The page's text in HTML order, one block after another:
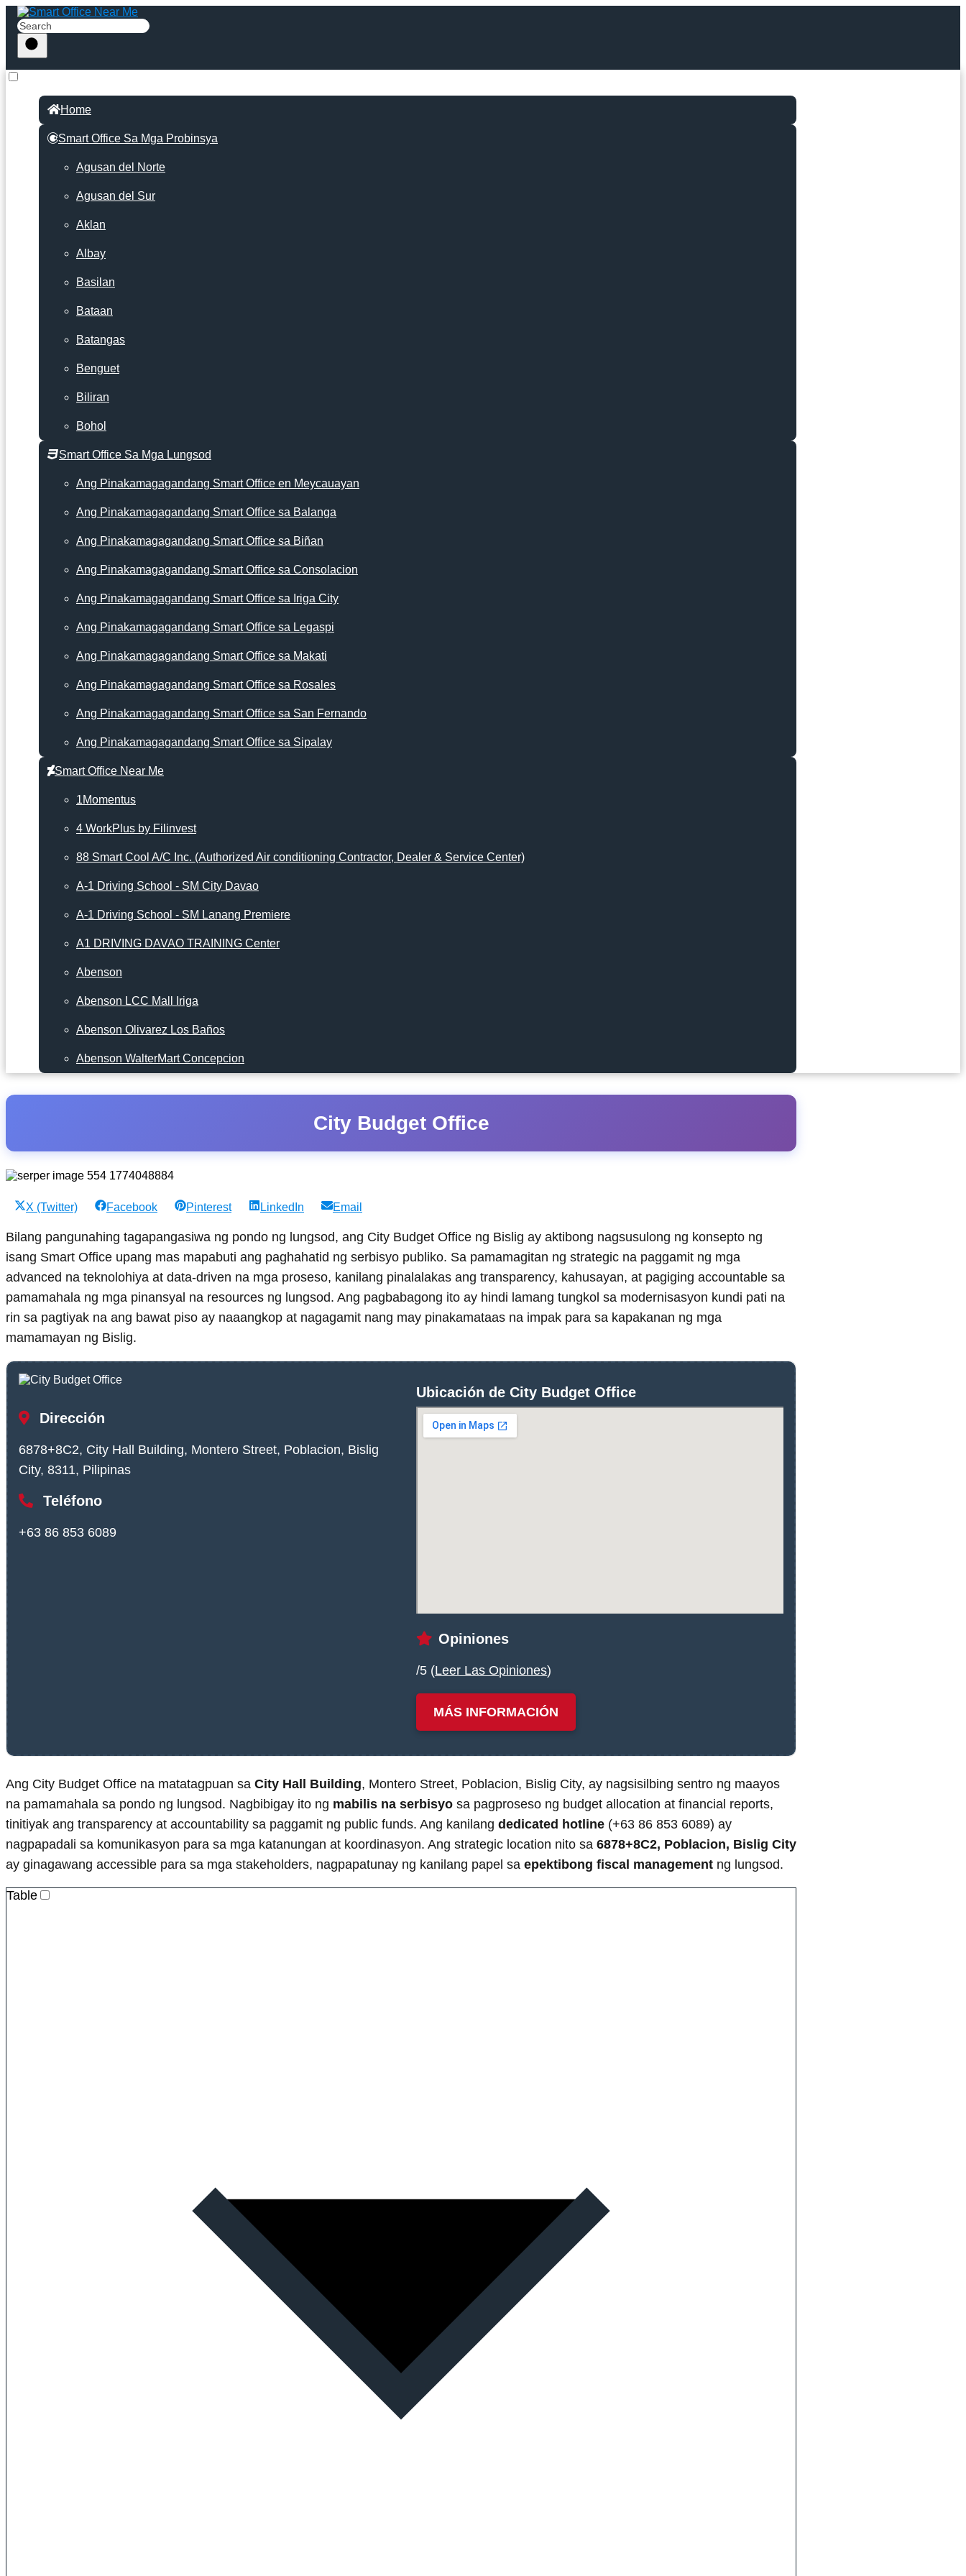
Home
Smart Office Sa Mga Probinsya
Agusan del Norte
Agusan del Sur
Aklan
Albay
Basilan
Bataan
Batangas
Benguet
Biliran
Bohol
Smart Office Sa Mga Lungsod
Ang Pinakamagagandang Smart Office en Meycauayan
Ang Pinakamagagandang Smart Office sa Balanga
Ang Pinakamagagandang Smart Office sa Biñan
Ang Pinakamagagandang Smart Office sa Consolacion
Ang Pinakamagagandang Smart Office sa Iriga City
Ang Pinakamagagandang Smart Office sa Legaspi
Ang Pinakamagagandang Smart Office sa Makati
Ang Pinakamagagandang Smart Office sa Rosales
Ang Pinakamagagandang Smart Office sa San Fernando
Ang Pinakamagagandang Smart Office sa Sipalay
Smart Office Near Me
1Momentus
4 WorkPlus by Filinvest
88 Smart Cool A/C Inc. (Authorized Air conditioning Contractor, Dealer & Service Center)
A-1 Driving School - SM City Davao
A-1 Driving School - SM Lanang Premiere
A1 DRIVING DAVAO TRAINING Center
Abenson
Abenson LCC Mall Iriga
Abenson Olivarez Los Baños
Abenson WalterMart Concepcion
City Budget Office
Share
X (Twitter)
Share
Facebook
Share
Pinterest
Share
LinkedIn
Share
Email
Bilang pangunahing tagapangasiwa ng pondo ng lungsod, ang City Budget Office ng Bislig ay aktibong nagsusulong ng konsepto ng
isang Smart Office upang mas mapabuti ang paghahatid ng serbisyo publiko. Sa pamamagitan ng strategic na paggamit ng mga
advanced na teknolohiya at data-driven na mga proseso, kanilang pinalalakas ang transparency, kahusayan, at pagiging accountable sa
pamamahala ng mga pinansyal na resources ng lungsod. Ang pagbabagong ito ay hindi lamang tungkol sa modernisasyon kundi pati na
rin sa pagtiyak na ang bawat piso ay naaangkop at nagagamit nang may pinakamataas na impak para sa kapakanan ng mga
mamamayan ng Bislig.
Dirección
6878+8C2, City Hall Building, Montero Street, Poblacion, Bislig
City, 8311, Pilipinas
Teléfono
+63 86 853 6089
Ubicación de City Budget Office
Opiniones
/5 (Leer Las Opiniones)
MÁS INFORMACIÓN
Ang City Budget Office na matatagpuan sa City Hall Building, Montero Street, Poblacion, Bislig City, ay nagsisilbing sentro ng maayos
na pamamahala sa pondo ng lungsod. Nagbibigay ito ng mabilis na serbisyo sa pagproseso ng budget allocation at financial reports,
tinitiyak ang transparency at accountability sa paggamit ng public funds. Ang kanilang dedicated hotline (+63 86 853 6089) ay
nagpapadali sa komunikasyon para sa mga katanungan at koordinasyon. Ang strategic location nito sa 6878+8C2, Poblacion, Bislig City
ay ginagawang accessible para sa mga stakeholders, nagpapatunay ng kanilang papel sa epektibong fiscal management ng lungsod.
Table